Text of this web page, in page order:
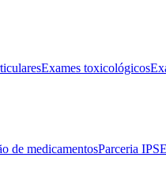
Exames toxicológicos
de medicamentosParceria